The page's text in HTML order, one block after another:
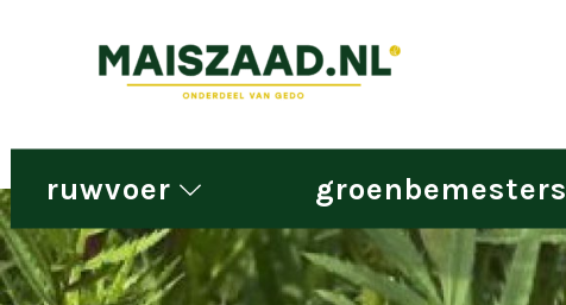
ruwvoer groenbemesters